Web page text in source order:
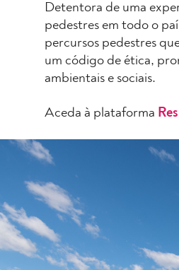
Detentora de uma
pedestres em todo o
percursos pedestres
um código de ética,
ambientais e sociais.
Aceda à plataforma